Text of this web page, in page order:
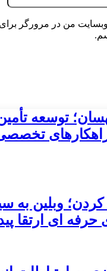
وبسایت من در مرورگر
توسعه
وبلین به
ای ارتقا